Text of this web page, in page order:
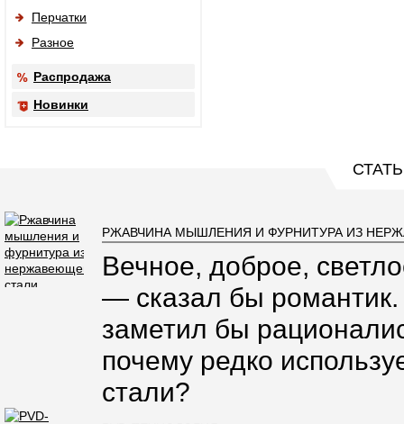
Перчатки
Разное
Распродажа
Новинки
РЖАВЧИНА МЫШЛЕНИЯ И ФУРНИТУРА ИЗ
Вечное, доброе,
— сказал бы
заметил бы
почему редко
стали?